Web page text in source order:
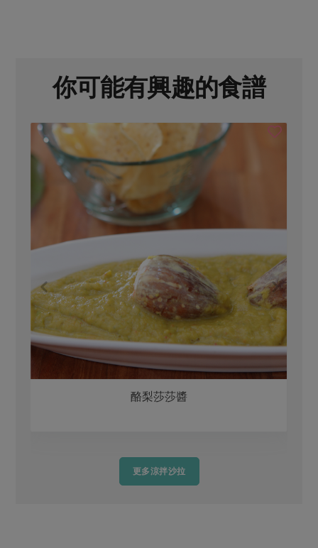
你可能有興趣的食譜
酪梨莎莎醬
更多涼拌沙拉